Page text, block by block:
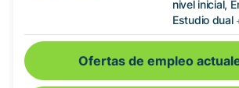
nivel inicial,
Estudio dual
Ofertas de empleo